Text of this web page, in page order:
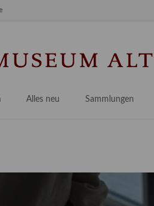
Alles neu
Provenienzforschung
Kulturelle Vermittlung
Sammlungen
Malerei 17.–19. Jh.
Deutsche Malerei